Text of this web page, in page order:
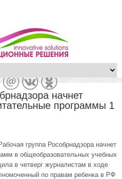
начнет
программы 1
группа Рособрнадзора начнет
в общеобразовательных учебных
в четверг журналистам в ходе
по правам ребенка в РФ